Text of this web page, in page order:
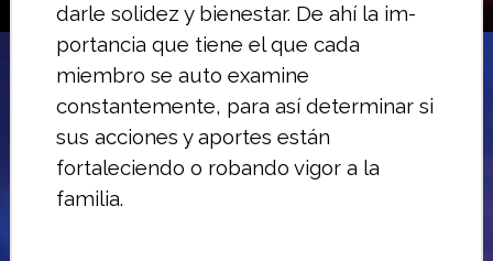
darle solidez y bienestar. De ahí la im­
portancia que tiene el que cada
miembro se auto examine
constantemente, para así determinar si
sus acciones y aportes están
fortaleciendo o robando vigor a la
familia.